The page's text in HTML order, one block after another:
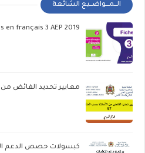
الــمـــواضــيع الشائعة
en français 3 AEP 2019
معايير تحديد الفائض من